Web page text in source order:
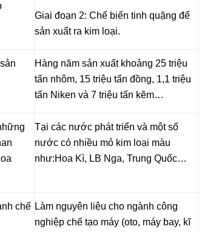
Giai đoạn 2: Chế biến tinh quặng để
sản xuất ra kim loại.
Hàng năm sản xuất khoảng 25 triệu
tấn nhôm, 15 triệu tấn đồng, 1,1 triệu
tấn Niken và 7 triệu tấn kẽm…
Tại các nước phát triển và một số
nước có nhiều mỏ kim loại màu
như:Hoa Kì, LB Nga, Trung Quốc…
chế Làm nguyên liệu cho ngành công
nghiệp chế tạo máy (oto, máy bay, kĩ